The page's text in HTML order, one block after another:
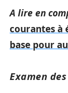
A lire en
courantes à
base pour
Examen